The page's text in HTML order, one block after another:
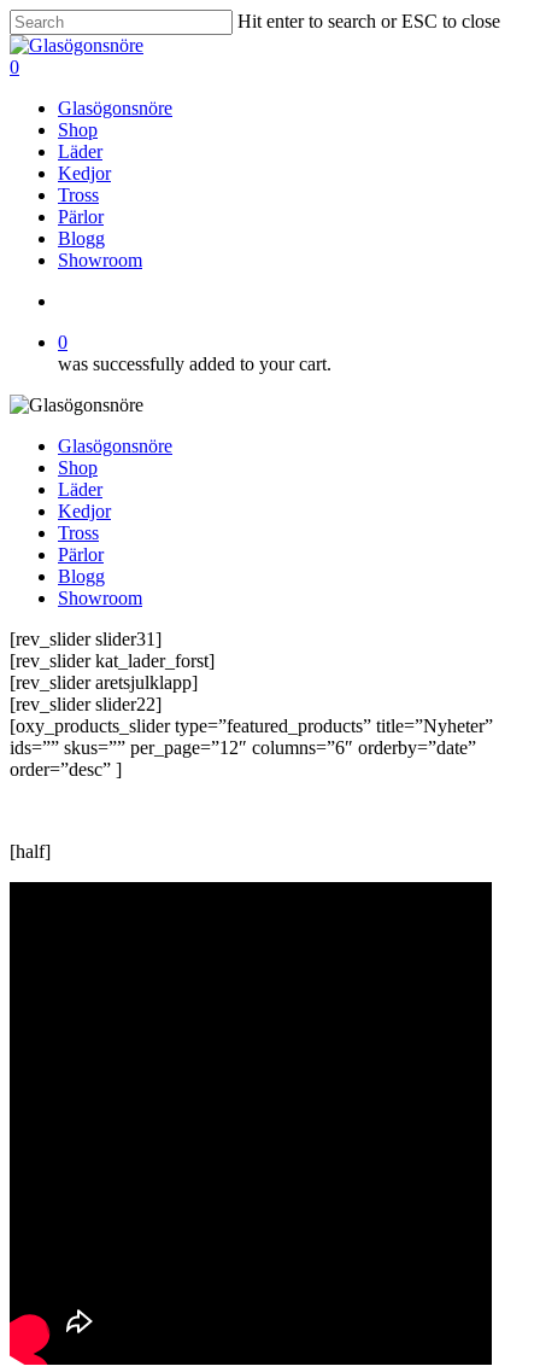
Skip
to
main
Hit enter to search or ESC to close
Close
Search
search
0
Glasögonsnöre
Shop
Läder
Kedjor
Tross
Pärlor
Blogg
Showroom
0
was successfully added to your cart.
Glasögonsnöre
Shop
Läder
Kedjor
Tross
Pärlor
Blogg
Showroom
[rev_slider slider31]
[rev_slider kat_lader_forst]
[rev_slider aretsjulklapp]
[rev_slider slider22]
[oxy_products_slider type=”featured_products” title=”Nyheter”
ids=”” skus=”” per_page=”12″ columns=”6″ orderby=”date”
order=”desc” ]
[half]